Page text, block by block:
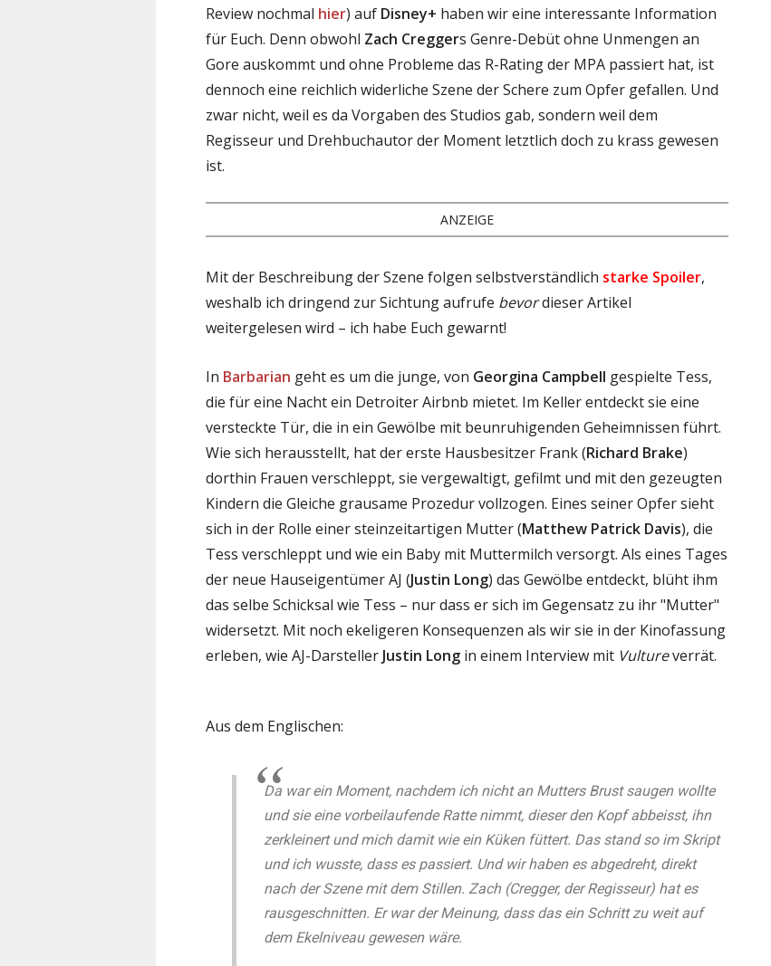
Review nochmal hier) auf Disney+ haben wir eine interessante Information
für Euch. Denn obwohl Zach Creggers Genre-Debüt ohne Unmengen an
Gore auskommt und ohne Probleme das R-Rating der MPA passiert hat, ist
dennoch eine reichlich widerliche Szene der Schere zum Opfer gefallen. Und
zwar nicht, weil es da Vorgaben des Studios gab, sondern weil dem
Regisseur und Drehbuchautor der Moment letztlich doch zu krass gewesen
ist.
ANZEIGE
Mit der Beschreibung der Szene folgen selbstverständlich starke Spoiler,
weshalb ich dringend zur Sichtung aufrufe bevordieser Artikel
weitergelesen wird – ich habe Euch gewarnt!
In Barbarian geht es um die junge, von Georgina Campbell gespielte Tess,
die für eine Nacht ein Detroiter Airbnb mietet. Im Keller entdeckt sie eine
versteckte Tür, die in ein Gewölbe mit beunruhigenden Geheimnissen führt.
Wie sich herausstellt, hat der erste Hausbesitzer Frank (Richard Brake)
dorthin Frauen verschleppt, sie vergewaltigt, gefilmt und mit den gezeugten
Kindern die Gleiche grausame Prozedur vollzogen. Eines seiner Opfer sieht
sich in der Rolle einer steinzeitartigen Mutter (Matthew Patrick Davis), die
Tess verschleppt und wie ein Baby mit Muttermilch versorgt. Als eines Tages
der neue Hauseigentümer AJ (Justin Long) das Gewölbe entdeckt, blüht ihm
das selbe Schicksal wie Tess – nur dass er sich im Gegensatz zu ihr "Mutter"
widersetzt. Mit noch ekeligeren Konsequenzen als wir sie in der Kinofassung
erleben, wie AJ-Darsteller Justin Long in einem Interview mit Vultureverrät.
Aus dem Englischen:
Da war ein Moment, nachdem ich nicht an Mutters Brust saugen wollte
und sie eine vorbeilaufende Ratte nimmt, dieser den Kopf abbeisst, ihn
zerkleinert und mich damit wie ein Küken füttert. Das stand so im Skript
und ich wusste, dass es passiert. Und wir haben es abgedreht, direkt
nach der Szene mit dem Stillen. Zach (Cregger, der Regisseur) hat es
rausgeschnitten. Er war der Meinung, dass das ein Schritt zu weit auf
dem Ekelniveau gewesen wäre.